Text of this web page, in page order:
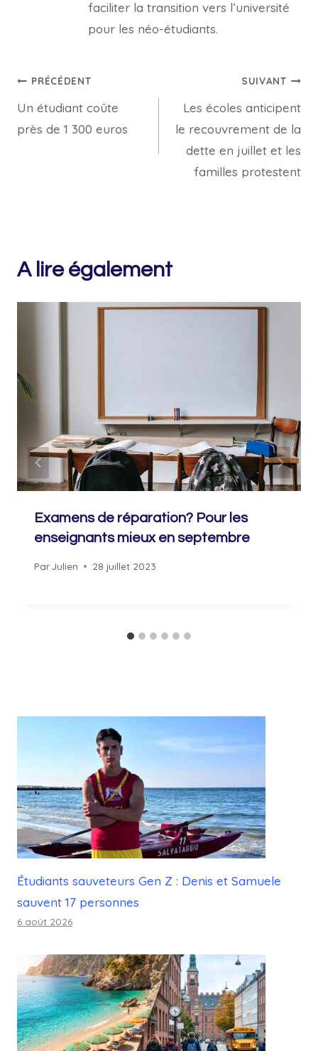
faciliter la transition vers l’université
pour les néo-étudiants.
Navigation
de
l’article
PRÉCÉDENT
Un étudiant coûte
près de 1 300 euros
SUIVANT
Les écoles anticipent
le recouvrement de la
dette en juillet et les
familles protestent
A lire également
Examens de réparation? Pour les
enseignants mieux en septembre
ParJulien 28 juillet 2023
Étudiants sauveteurs Gen Z : Denis et Samuele
sauvent 17 personnes
6 août 2026